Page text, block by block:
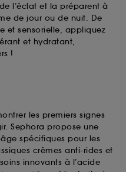
l’éclat et la préparent à
de jour ou de nuit. De
et sensorielle, appliquez
et hydratant,
!
les premiers signes
Sephora propose une
spécifiques pour les
crèmes anti-rides et
innovants à l’acide